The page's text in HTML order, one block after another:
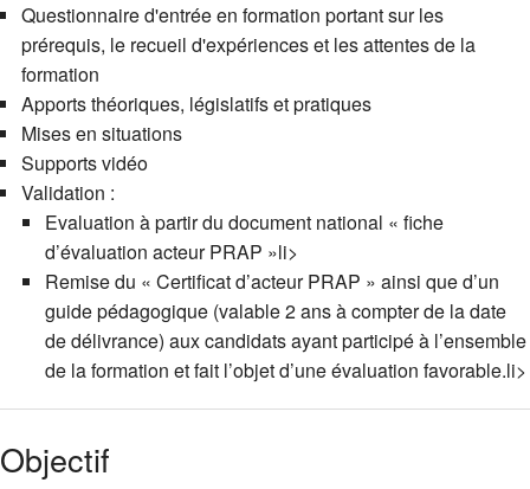
Questionnaire d'entrée en formation portant sur les
prérequis, le recueil d'expériences et les attentes de la
formation
Apports théoriques, législatifs et pratiques
Mises en situations
Supports vidéo
Validation :
Evaluation à partir du document national « fiche
d’évaluation acteur PRAP »li>
Remise du « Certificat d’acteur PRAP » ainsi que d’un
guide pédagogique (valable 2 ans à compter de la date
de délivrance) aux candidats ayant participé à l’ensemble
de la formation et fait l’objet d’une évaluation favorable.li>
Objectif